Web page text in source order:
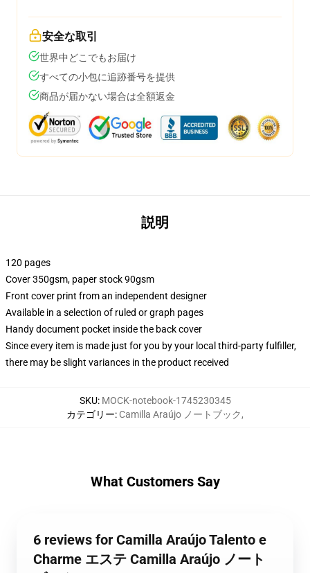
安全な取引
世界中どこでもお届け
すべての小包に追跡番号を提供
商品が届かない場合は全額返金
説明
120 pages
Cover 350gsm, paper stock 90gsm
Front cover print from an independent designer
Available in a selection of ruled or graph pages
Handy document pocket inside the back cover
Since every item is made just for you by your local third-party fulfiller,
there may be slight variances in the product received
SKU: MOCK-notebook-1745230345
カテゴリー: Camilla Araújo ノートブック,
What Customers Say
6 reviews for Camilla Araújo Talento e
Charme エステ Camilla Araújo ノート